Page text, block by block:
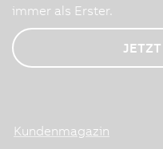
immer als Erster.
Kundenmagazin